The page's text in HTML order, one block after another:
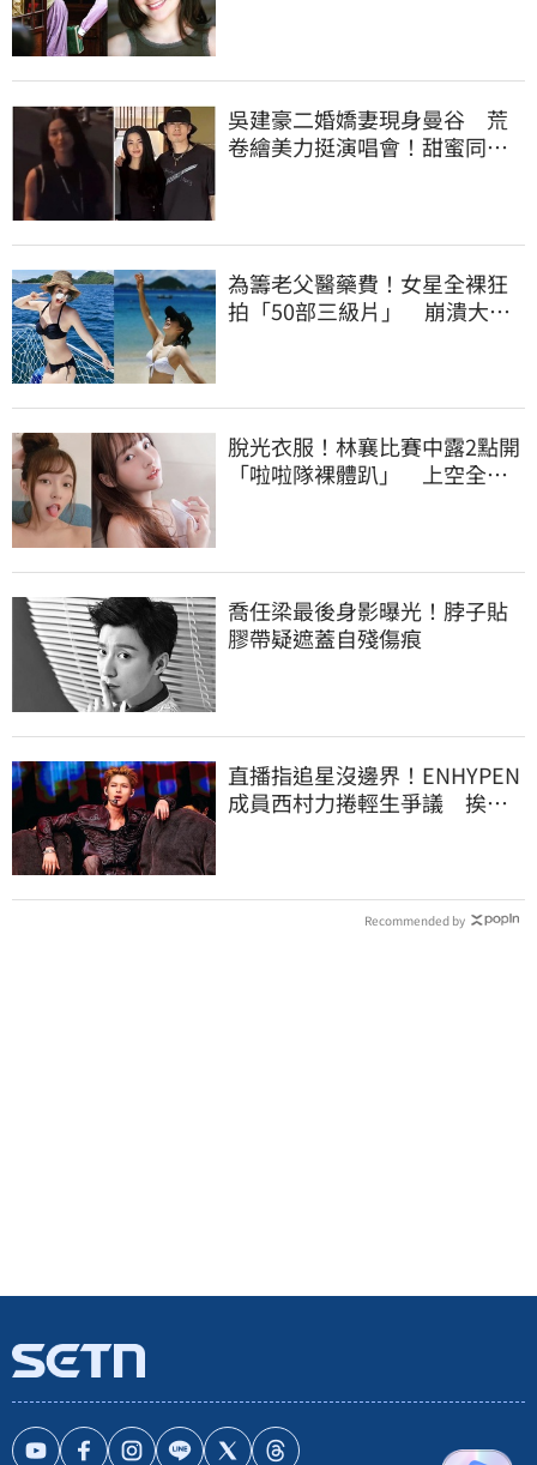
吳建豪二婚嬌妻現身曼谷 荒
卷繪美力挺演唱會！甜蜜同框
為籌老父醫藥費！女星全裸狂
拍「50部三級片」 崩潰大
脫光衣服！林襄比賽中露2點開
「啦啦隊裸體趴」 上空全裸
喬任梁最後身影曝光！脖子貼
膠帶疑遮蓋自殘傷痕
直播指追星沒邊界！ENHYPEN
成員西村力捲輕生爭議 挨
Recommended by